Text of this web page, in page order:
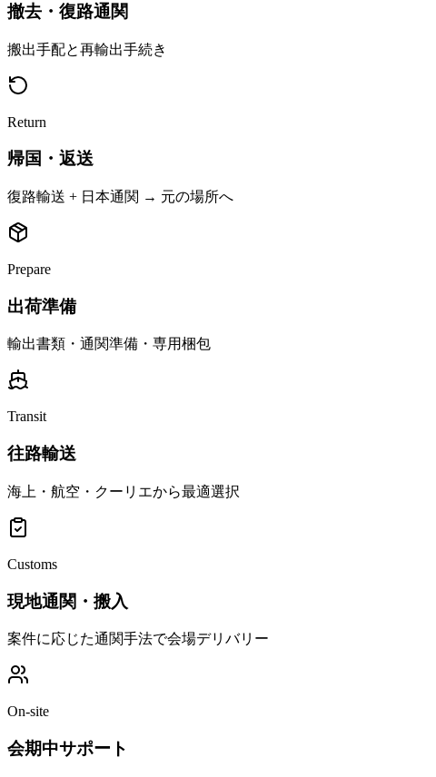
撤去・復路通関
搬出手配と再輸出手続き
Return
帰国・返送
復路輸送 + 日本通関 → 元の場所へ
Prepare
出荷準備
輸出書類・通関準備・専用梱包
Transit
往路輸送
海上・航空・クーリエから最適選択
Customs
現地通関・搬入
案件に応じた通関手法で会場デリバリー
On-site
会期中サポート